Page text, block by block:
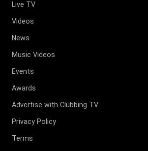
Live TV
Videos
News
Music Videos
Events
Awards
Advertise with Clubbing TV
Privacy Policy
Terms